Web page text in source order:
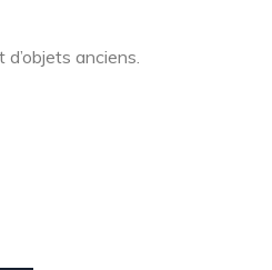
anciens.